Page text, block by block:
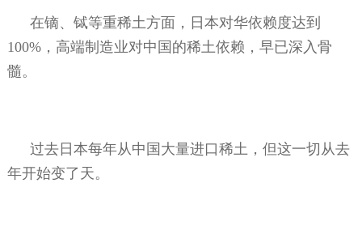
在镝、铽等重稀土方面，日本对华依赖度达到
100%，高端制造业对中国的稀土依赖，早已深入骨
髓。
过去日本每年从中国大量进口稀土，但这一切从去
年开始变了天。